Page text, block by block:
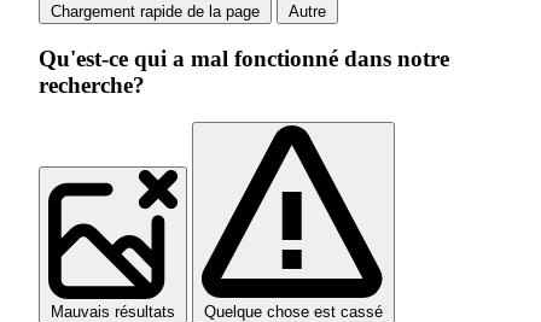
Chargement rapide de la page Autre
Qu'est-ce qui a mal fonctionné dans notre
recherche?
Mauvais résultats Quelque chose est cassé